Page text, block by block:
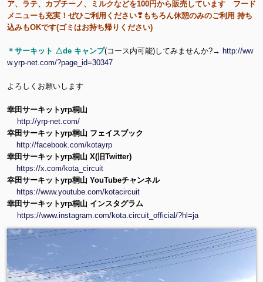
ア、ラテ、カプチーノ、ミルクなどを100円から販売しています フード
メニューも充実！ぜひご利用ください❣もちろん休憩のみのご利用 持ち
込みもOKです(ゴミはお持ち帰りください)
＊サーキット △de キャンプ(コース内可能)してみませんか?→ http://ww
w.yrp-net.com/?page_id=30347
よろしくお願いします
幸田サーキットyrp桐山
http://yrp-net.com/
幸田サーキットyrp桐山 フェイスブック
http://facebook.com/kotayrp
幸田サーキットyrp桐山 X(旧Twitter)
https://x.com/kota_circuit
幸田サーキットyrp桐山 YouTubeチャンネル
https://www.youtube.com/kotacircuit
幸田サーキットyrp桐山 インスタグラム
https://www.instagram.com/kota.circuit_official/?hl=ja